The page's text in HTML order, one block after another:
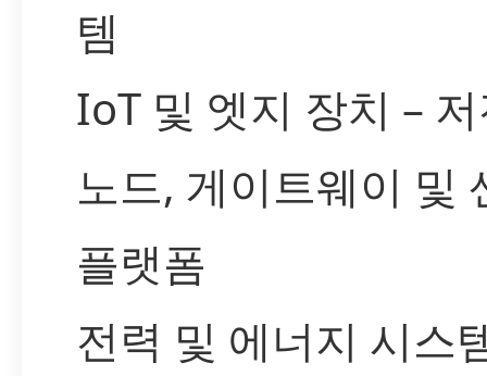
템
IoT 및 엣지 장치 –
노드, 게이트웨이 및
플랫폼
전력 및 에너지 시스